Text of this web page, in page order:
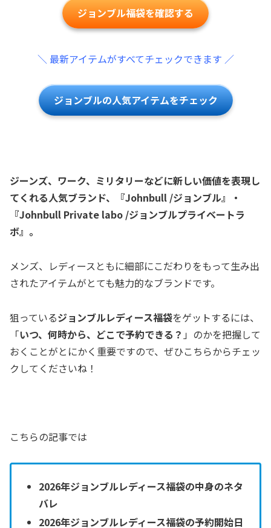
ジョンブル福袋を確認する
＼ 最新アイテムがすべてチェックできます ／
ジョンブルの人気アイテムをチェック
ジーンズ、ワーク、ミリタリーなどに新しい価値を表現し
てくれる人気ブランド、『Johnbull /ジョンブル』・
『Johnbull Private labo /ジョンブルプライベートラ
ボ』。
メンズ、レディースともに細部にこだわりをもって生み出
されたアイテムがとても魅力的なブランドです。
狙っているジョンブルレディース福袋をゲットするには、
「いつ、何時から、どこで予約できる？ 」のかを把握して
おくことがとにかく重要ですので、ぜひこちらからチェッ
クしてくださいね！
こちらの記事では
2026年ジョンブルレディース福袋の中身のネタ
バレ
2026年ジョンブルレディース福袋の予約開始日